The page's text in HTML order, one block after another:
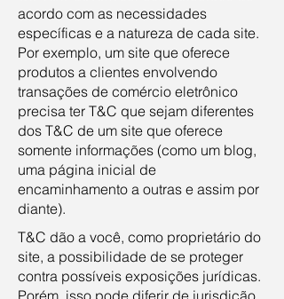
acordo com as necessidades
específicas e a natureza de cada site.
Por exemplo, um site que oferece
produtos a clientes envolvendo
transações de comércio eletrônico
precisa ter T&C que sejam diferentes
dos T&C de um site que oferece
somente informações (como um blog,
uma página inicial de
encaminhamento a outras e assim por
diante).
T&C dão a você, como proprietário do
site, a possibilidade de se proteger
contra possíveis exposições jurídicas.
Porém, isso pode diferir de jurisdição